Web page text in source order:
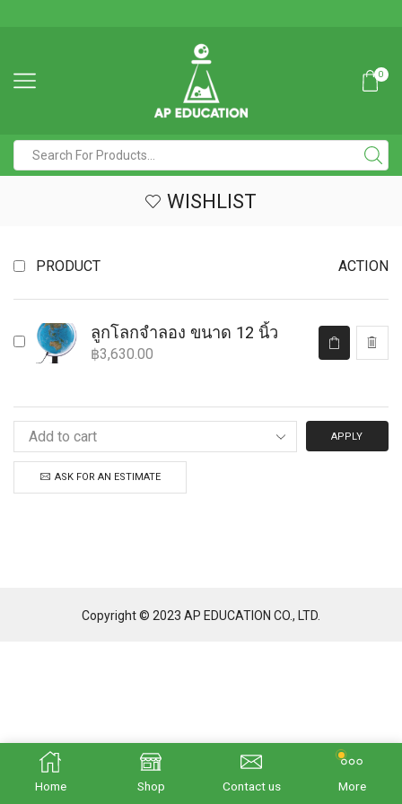
0
WISHLIST
PRODUCT ACTION
ลูกโลกจำลอง ขนาด 12 นิ้ว
฿3,630.00
APPLY
ASK FOR AN ESTIMATE
Copyright © 2023 AP EDUCATION CO., LTD.
Home Shop Contact us More